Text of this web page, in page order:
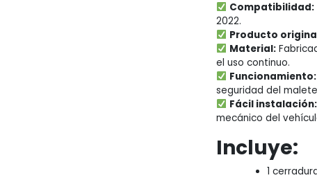
Compatibilidad:
2022.
Producto
Material:
el uso continuo.
Funcionamiento:
seguridad del
Fácil instalación:
mecánico del
Incluye:
1